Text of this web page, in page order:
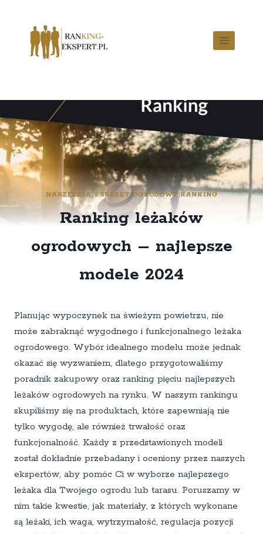
NARZĘDZIA I SPRZĘT OGRODOWY|RANKING
Ranking leżaków
ogrodowych – najlepsze
modele 2024
Planując wypoczynek na świeżym powietrzu, nie
może zabraknąć wygodnego i funkcjonalnego leżaka
ogrodowego. Wybór idealnego modelu może jednak
okazać się wyzwaniem, dlatego przygotowaliśmy
poradnik zakupowy oraz ranking pięciu najlepszych
leżaków ogrodowych na rynku. W naszym rankingu
skupiliśmy się na produktach, które zapewniają nie
tylko wygodę, ale również trwałość oraz
funkcjonalność. Każdy z przedstawionych modeli
został dokładnie przebadany i oceniony przez naszych
ekspertów, aby pomóc Ci w wyborze najlepszego
leżaka dla Twojego ogrodu lub tarasu. Poruszamy w
nim takie kwestie, jak materiały, z których wykonane
są leżaki, ich waga, wytrzymałość, regulacja pozycji